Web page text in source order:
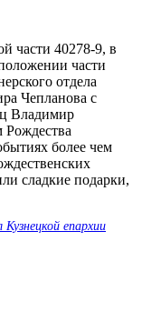
части 40278-9, в
части
отдела
Чепланова с
Владимир
Рождества
более чем
сладкие подарки,
епархии